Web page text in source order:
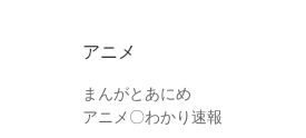
アニメ
まんがとあにめ
アニメ〇わかり速報